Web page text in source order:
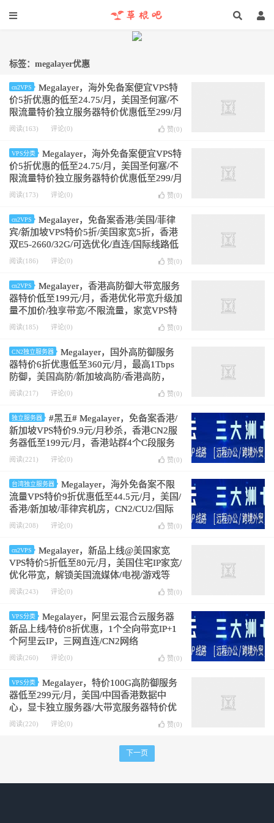
标签：megalayer优惠
cn2VPS
Megalayer，海外免备案便宜VPS特
价5折优惠的低至24.75/月，美国圣何塞/不
限流量特价独立服务器特价优惠低至299/月
阅读(163) 评论(0) 赞(0)
VPS分类
Megalayer，海外免备案便宜VPS特
价5折优惠的低至24.75/月，美国圣何塞/不
限流量特价独立服务器特价优惠低至299/月
阅读(173) 评论(0) 赞(0)
cn2VPS
Megalayer，免备案香港/美国/菲律
宾/新加坡VPS特价5折/美国家宽5折，香港
双E5-2660/32G/可选优化/直连/国际线路低
至499元/月
阅读(186) 评论(0) 赞(0)
cn2VPS
Megalayer，香港高防御大带宽服务
器特价低至199元/月，香港优化带宽升级加
量不加价/独享带宽/不限流量，家宽VPS特
价5折
阅读(185) 评论(0) 赞(0)
CN2独立服务器
Megalayer，国外高防御服务
器特价6折优惠低至360元/月，最高1Tbps
防御，美国高防/新加坡高防/香港高防，
CN2优化/直连/国际线路
阅读(217) 评论(0) 赞(0)
独立服务器
#黑五# Megalayer，免备案香港/
新加坡VPS特价9.9元/月秒杀，香港CN2服
务器低至199元/月，香港站群4个C段服务
器800元/月
阅读(221) 评论(0) 赞(0)
台湾独立服务器
Megalayer，海外免备案不限
流量VPS特价9折优惠低至44.5元/月，美国/
香港/新加坡/菲律宾机房，CN2/CU2/国际
BGP网络可选
阅读(208) 评论(0) 赞(0)
cn2VPS
Megalayer，新品上线@美国家宽
VPS特价5折低至80元/月，美国住宅IP家宽/
优化带宽，解锁美国流媒体/电视/游戏等
阅读(243) 评论(0) 赞(0)
VPS分类
Megalayer，阿里云混合云服务器
新品上线/特价8折优惠，1个全向带宽IP+1
个阿里云IP，三网直连/CN2网络
阅读(260) 评论(0) 赞(0)
VPS分类
Megalayer，特价100G高防御服务
器低至299元/月，美国/中国香港数据中
心，显卡独立服务器/大带宽服务器特价优
惠
阅读(220) 评论(0) 赞(0)
下一页